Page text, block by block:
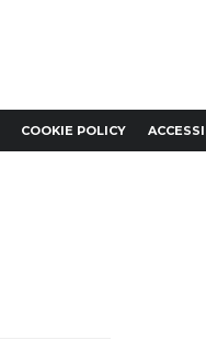
COOKIE POLICY